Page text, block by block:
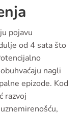
pojavu
od 4 sata što
nagli
epizode. Kod
razvoj